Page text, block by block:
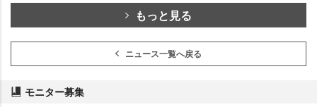
もっと見る
ニュース一覧へ戻る
モニター募集